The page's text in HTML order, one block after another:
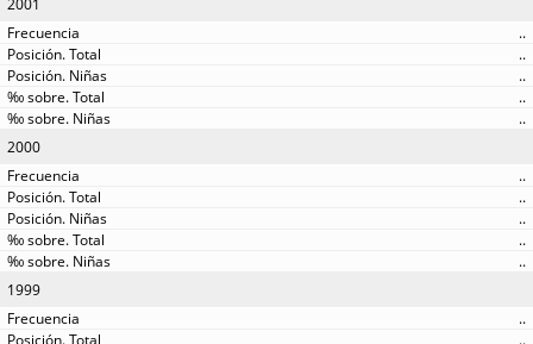
2001
..
..
..
..
..
2000
..
..
..
..
..
1999
..
..